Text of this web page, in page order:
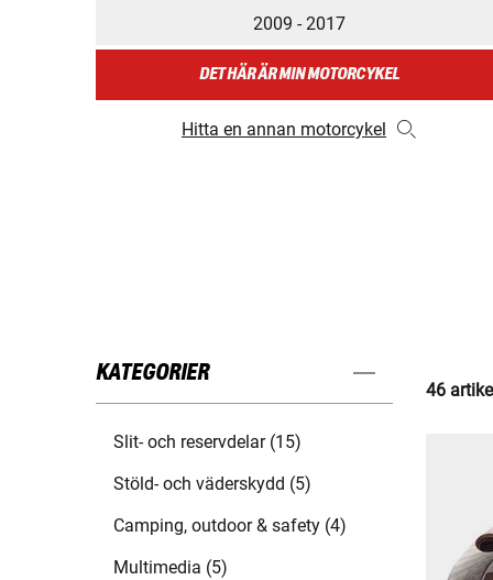
2009 - 2017
DET HÄR ÄR MIN MOTORCYKEL
Hitta en annan motorcykel
KATEGORIER
Slit- och reservdelar (15)
Stöld- och väderskydd (5)
Camping, outdoor & safety (4)
Multimedia (5)
46